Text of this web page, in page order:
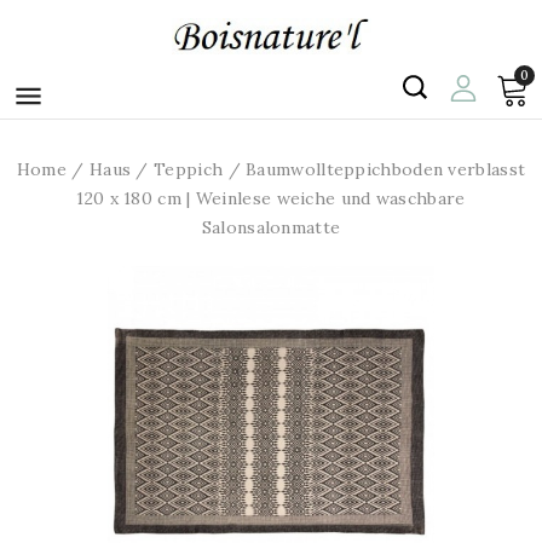

0
Home Haus Teppich
Baumwollteppichboden verblasst
120 x 180 cm | Weinlese weiche und waschbare
Salonsalonmatte